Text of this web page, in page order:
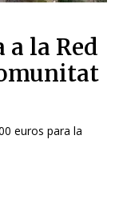
a la Red
euros para la